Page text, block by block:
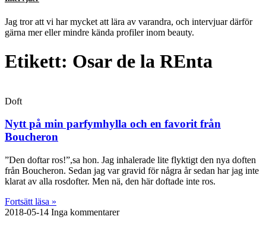
Jag tror att vi har mycket att lära av varandra, och intervjuar därför
gärna mer eller mindre kända profiler inom beauty.
Etikett: Osar de la REnta
Doft
Nytt på min parfymhylla och en favorit från
Boucheron
”Den doftar ros!”,sa hon. Jag inhalerade lite flyktigt den nya doften
från Boucheron. Sedan jag var gravid för några år sedan har jag inte
klarat av alla rosdofter. Men nä, den här doftade inte ros.
Fortsätt läsa »
2018-05-14 Inga kommentarer